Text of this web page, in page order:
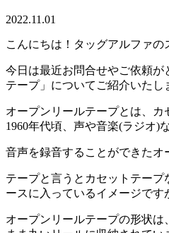
2022.11.01
こんにちは！タッグアルファの
今日は最近お問合せやご依頼
テープ」についてご紹介いたし
オープンリールテープとは、
1960年代頃、声や音楽(ラジオ)
音声を録音することができたオ
テープと言うとカセットテー
ースに入っているイメージです
オープンリールテープの形状